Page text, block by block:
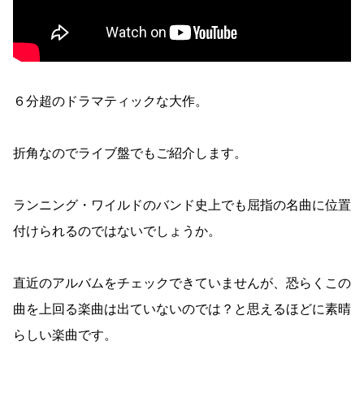
６分超のドラマティックな大作。
折角なのでライブ盤でもご紹介します。
ランニング・ワイルドのバンド史上でも屈指の名曲に位置
付けられるのではないでしょうか。
直近のアルバムをチェックできていませんが、恐らくこの
曲を上回る楽曲は出ていないのでは？と思えるほどに素晴
らしい楽曲です。